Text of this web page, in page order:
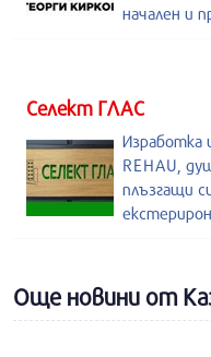
начален и
Селект ГЛАС
Изработка
REHAU,
плъзгащи
Още новини от